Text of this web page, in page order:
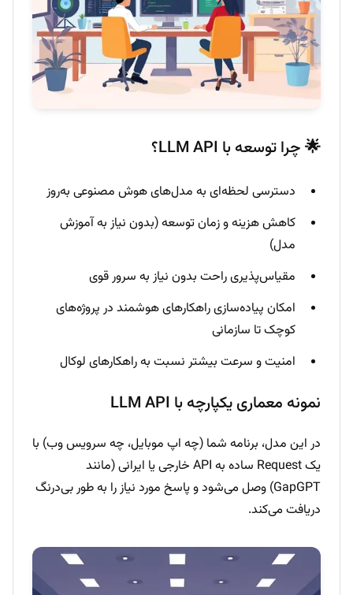
🌟 چرا توسعه با LLM API؟
دسترسی لحظه‌ای به مدل‌های هوش مصنوعی به‌روز
کاهش هزینه و زمان توسعه (بدون نیاز به آموزش
مدل)
مقیاس‌پذیری راحت بدون نیاز به سرور قوی
امکان پیاده‌سازی راهکارهای هوشمند در پروژه‌های
کوچک تا سازمانی
امنیت و سرعت بیشتر نسبت به راهکارهای لوکال
نمونه معماری یکپارچه با LLM API
در این مدل، برنامه شما (چه اپ موبایل، چه سرویس وب) با
یک Request ساده به API خارجی یا ایرانی (مانند
GapGPT) وصل می‌شود و پاسخ مورد نیاز را به طور بی‌درنگ
دریافت می‌کند.